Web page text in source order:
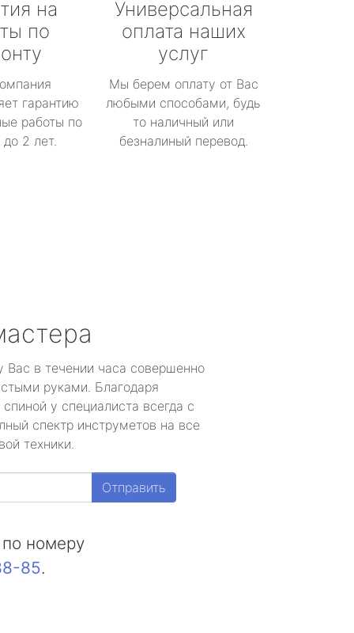
на
по
гарантию
работы по
2 лет.
Универсальная
оплата наших
услуг
Мы берем оплату от Вас
любыми способами, будь
то наличный или
безналиный перевод.
Вас в течении часа совершенно
руками. Благодаря
у специалиста всегда с
спектр инструметов на все
техники.
Отправить
номеру
85.